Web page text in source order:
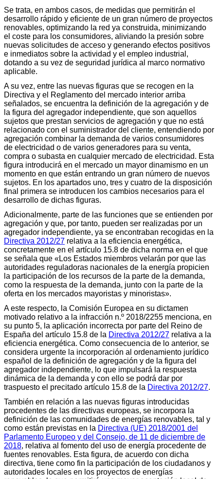
Se trata, en ambos casos, de medidas que permitirán el
desarrollo rápido y eficiente de un gran número de proyectos
renovables, optimizando la red ya construida, minimizando
el coste para los consumidores, aliviando la presión sobre
nuevas solicitudes de acceso y generando efectos positivos
e inmediatos sobre la actividad y el empleo industrial,
dotando a su vez de seguridad jurídica al marco normativo
aplicable.
A su vez, entre las nuevas figuras que se recogen en la
Directiva y el Reglamento del mercado interior arriba
señalados, se encuentra la definición de la agregación y de
la figura del agregador independiente, que son aquellos
sujetos que prestan servicios de agregación y que no está
relacionado con el suministrador del cliente, entendiendo por
agregación combinar la demanda de varios consumidores
de electricidad o de varios generadores para su venta,
compra o subasta en cualquier mercado de electricidad. Esta
figura introducirá en el mercado un mayor dinamismo en un
momento en que están entrando un gran número de nuevos
sujetos. En los apartados uno, tres y cuatro de la disposición
final primera se introducen los cambios necesarios para el
desarrollo de dichas figuras.
Adicionalmente, parte de las funciones que se entienden por
agregación y que, por tanto, pueden ser realizadas por un
agregador independiente, ya se encontraban recogidas en la
Directiva 2012/27 relativa a la eficiencia energética,
concretamente en el artículo 15.8 de dicha norma en el que
se señala que «Los Estados miembros velarán por que las
autoridades reguladoras nacionales de la energía propicien
la participación de los recursos de la parte de la demanda,
como la respuesta de la demanda, junto con la parte de la
oferta en los mercados mayoristas y minoristas».
A este respecto, la Comisión Europea en su dictamen
motivado relativo a la infracción n.º 2018/2255 menciona, en
su punto 5, la aplicación incorrecta por parte del Reino de
España del artículo 15.8 de la Directiva 2012/27 relativa a la
eficiencia energética. Como consecuencia de lo anterior, se
considera urgente la incorporación al ordenamiento jurídico
español de la definición de agregación y de la figura del
agregador independiente, lo que impulsará la respuesta
dinámica de la demanda y con ello se podrá dar por
traspuesto el precitado artículo 15.8 de la Directiva 2012/27.
También en relación a las nuevas figuras introducidas
procedentes de las directivas europeas, se incorpora la
definición de las comunidades de energías renovables, tal y
como están previstas en la Directiva (UE) 2018/2001 del
Parlamento Europeo y del Consejo, de 11 de diciembre de
2018, relativa al fomento del uso de energía procedente de
fuentes renovables. Esta figura, de acuerdo con dicha
directiva, tiene como fin la participación de los ciudadanos y
autoridades locales en los proyectos de energías